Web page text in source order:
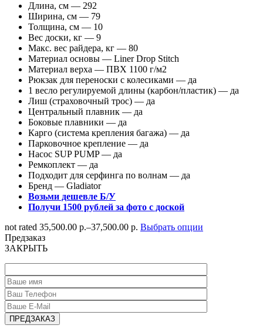
Длина, см — 292
Ширина, см — 79
Толщина, см — 10
Вес доски, кг — 9
Макс. вес райдера, кг — 80
Материал основы — Liner Drop Stitch
Материал верха — ПВХ 1100 г/м2
Рюкзак для переноски с колесиками — да
1 весло регулируемой длины (карбон/пластик) — да
Лиш (страховочный трос) — да
Центральный плавник — да
Боковые плавники — да
Карго (система крепления багажа) — да
Парковочное крепление — да
Насос SUP PUMP — да
Ремкоплект — да
Подходит для серфинга по волнам — да
Бренд — Gladiator
Возьми дешевле Б/У
Получи 1500 рублей за фото с доской
not rated 35,500.00 р.–37,500.00 р. Выбрать опции
Предзаказ
ЗАКРЫТЬ